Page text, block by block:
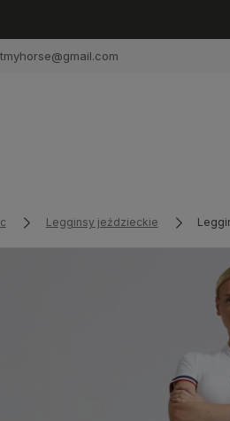
Legginsy jeździeckie